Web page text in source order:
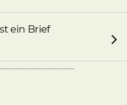
ein Brief